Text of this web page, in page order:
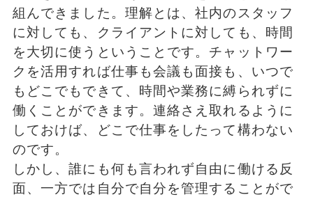
組んできました。理解とは、社内のスタッフ
に対しても、クライアントに対しても、時間
を大切に使うということです。チャットワー
クを活用すれば仕事も会議も面接も、いつで
もどこでもできて、時間や業務に縛られずに
働くことができます。連絡さえ取れるように
しておけば、どこで仕事をしたって構わない
のです。
しかし、誰にも何も言われず自由に働ける反
面、一方では自分で自分を管理することがで